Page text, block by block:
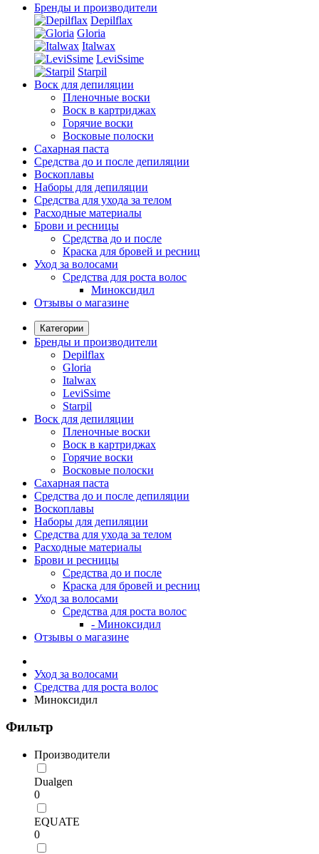
Бренды и производители
Depilflax
Gloria
Italwax
LeviSsime
Starpil
Воск для депиляции
Пленочные воски
Воск в картриджах
Горячие воски
Восковые полоски
Сахарная паста
Средства до и после депиляции
Воскоплавы
Наборы для депиляции
Средства для ухода за телом
Расходные материалы
Брови и ресницы
Средства до и после
Краска для бровей и ресниц
Уход за волосами
Средства для роста волос
Миноксидил
Отзывы о магазине
Категории
Бренды и производители
Depilflax
Gloria
Italwax
LeviSsime
Starpil
Воск для депиляции
Пленочные воски
Воск в картриджах
Горячие воски
Восковые полоски
Сахарная паста
Средства до и после депиляции
Воскоплавы
Наборы для депиляции
Средства для ухода за телом
Расходные материалы
Брови и ресницы
Средства до и после
Краска для бровей и ресниц
Уход за волосами
Средства для роста волос
- Миноксидил
Отзывы о магазине
Уход за волосами
Средства для роста волос
Миноксидил
Фильтр
Производители
Dualgen
0
EQUATE
0